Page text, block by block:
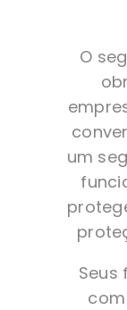
O
um
Seus